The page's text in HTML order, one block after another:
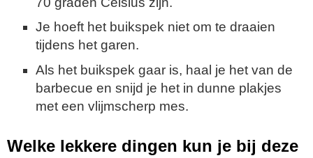
Je hoeft het buikspek niet om te draaien
tijdens het garen.
Als het buikspek gaar is, haal je het van de
barbecue en snijd je het in dunne plakjes
met een vlijmscherp mes.
Welke lekkere dingen kun je bij deze